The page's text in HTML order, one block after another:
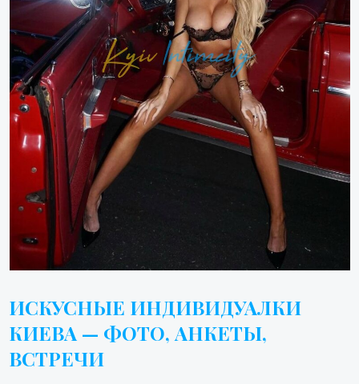
ИСКУСНЫЕ ИНДИВИДУАЛКИ
КИЕВА — ФОТО, АНКЕТЫ,
ВСТРЕЧИ